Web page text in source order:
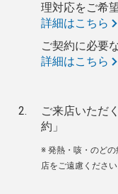
理対応をご希
詳細はこちら
ご契約に必要
詳細はこちら
ご来店いただ
約」
※ 発熱・咳・のど
店をご遠慮ください